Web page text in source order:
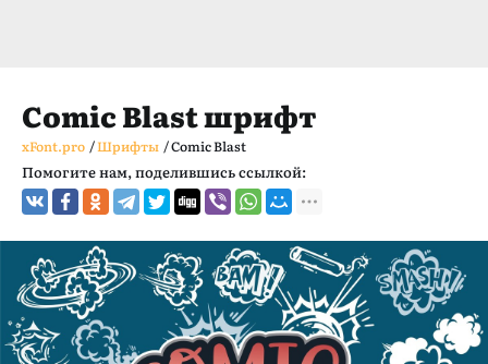
Comic Blast шрифт
xFont.pro /Шрифты /Comic Blast
Помогите нам, поделившись ссылкой: